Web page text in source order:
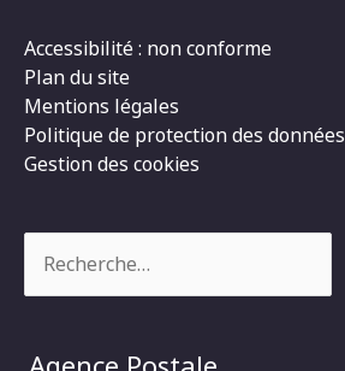
Accessibilité : non conforme
Plan du site
Mentions légales
Politique de protection des données
Gestion des cookies